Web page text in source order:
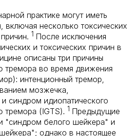
практике могут иметь
несколько токсических
1 После исключения
и токсических причин в
описаны три причины
тремора во время движения
интенционный тремор,
мозжечка,
синдром идиопатического
тремора (IGTS). 1 Предыдущие
"синдром белого шейкера" и
однако в настоящее